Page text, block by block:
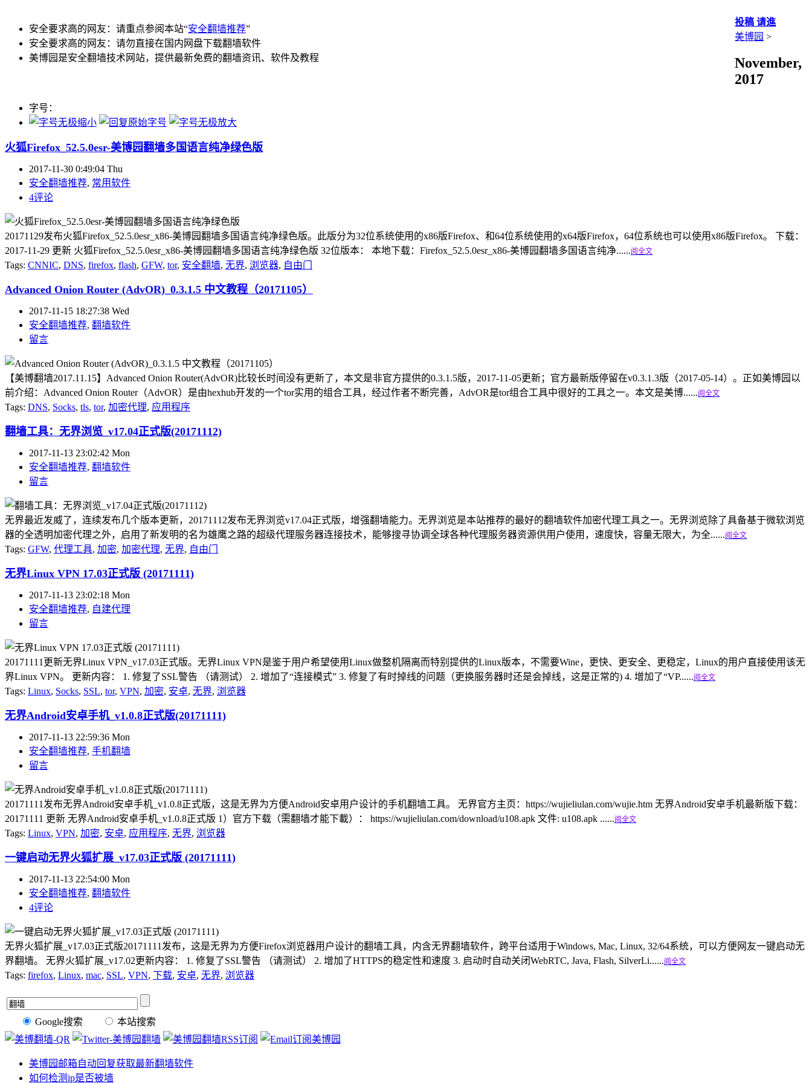
安全要求高的网友：请重点参阅本站“安全翻墙推荐”
安全要求高的网友：请勿直接在国内网盘下载翻墙软件
美博园是安全翻墙技术网站，提供最新免费的翻墙资讯、软件及教程
投稿 请進
美博园 >
November,
2017
字号：
火狐Firefox_52.5.0esr-美博园翻墙多国语言纯净绿色版
2017-11-30 0:49:04 Thu
安全翻墙推荐, 常用软件
4评论
20171129发布火狐Firefox_52.5.0esr_x86-美博园翻墙多国语言纯净绿色版。此版分为32位系统使用的x86版Firefox、和64位系统使用的x64版Firefox，64位系统也可以使用x86版Firefox。 下载：
2017-11-29 更新 火狐Firefox_52.5.0esr_x86-美博园翻墙多国语言纯净绿色版 32位版本： 本地下载：Firefox_52.5.0esr_x86-美博园翻墙多国语言纯净......阅全文
Tags: CNNIC, DNS, firefox, flash, GFW, tor, 安全翻墙, 无界, 浏览器, 自由门
Advanced Onion Router (AdvOR)_0.3.1.5 中文教程（20171105）
2017-11-15 18:27:38 Wed
安全翻墙推荐, 翻墙软件
留言
【美博翻墙2017.11.15】Advanced Onion Router(AdvOR)比较长时间没有更新了，本文是非官方提供的0.3.1.5版，2017-11-05更新；官方最新版停留在v0.3.1.3版（2017-05-14）。正如美博园以
前介绍：Advanced Onion Router（AdvOR）是由hexhub开发的一个tor实用的组合工具，经过作者不断完善，AdvOR是tor组合工具中很好的工具之一。本文是美博......阅全文
Tags: DNS, Socks, tls, tor, 加密代理, 应用程序
翻墙工具：无界浏览_v17.04正式版(20171112)
2017-11-13 23:02:42 Mon
安全翻墙推荐, 翻墙软件
留言
无界最近发威了，连续发布几个版本更新，20171112发布无界浏览v17.04正式版，增强翻墙能力。无界浏览是本站推荐的最好的翻墙软件加密代理工具之一。无界浏览除了具备基于微软浏览
器的全透明加密代理之外，启用了新发明的名为雄鹰之路的超级代理服务器连接技术，能够搜寻协调全球各种代理服务器资源供用户使用，速度快，容量无限大，为全......阅全文
Tags: GFW, 代理工具, 加密, 加密代理, 无界, 自由门
无界Linux VPN 17.03正式版 (20171111)
2017-11-13 23:02:18 Mon
安全翻墙推荐, 自建代理
留言
20171111更新无界Linux VPN_v17.03正式版。无界Linux VPN是鉴于用户希望使用Linux做整机隔离而特别提供的Linux版本，不需要Wine，更快、更安全、更稳定，Linux的用户直接使用该无
界Linux VPN。 更新内容： 1. 修复了SSL警告 （请测试） 2. 增加了“连接模式” 3. 修复了有时掉线的问题（更换服务器时还是会掉线，这是正常的) 4. 增加了“VP......阅全文
Tags: Linux, Socks, SSL, tor, VPN, 加密, 安卓, 无界, 浏览器
无界Android安卓手机_v1.0.8正式版(20171111)
2017-11-13 22:59:36 Mon
安全翻墙推荐, 手机翻墙
留言
20171111发布无界Android安卓手机_v1.0.8正式版，这是无界为方便Android安卓用户设计的手机翻墙工具。 无界官方主页：https://wujieliulan.com/wujie.htm 无界Android安卓手机最新版下载：
20171111 更新 无界Android安卓手机_v1.0.8正式版 1）官方下载（需翻墙才能下載）： https://wujieliulan.com/download/u108.apk 文件: u108.apk ......阅全文
Tags: Linux, VPN, 加密, 安卓, 应用程序, 无界, 浏览器
一键启动无界火狐扩展_v17.03正式版 (20171111)
2017-11-13 22:54:00 Mon
安全翻墙推荐, 翻墙软件
4评论
无界火狐扩展_v17.03正式版20171111发布，这是无界为方便Firefox浏览器用户设计的翻墙工具，内含无界翻墙软件，跨平台适用于Windows, Mac, Linux, 32/64系统，可以方便网友一键启动无
界翻墙。 无界火狐扩展_v17.02更新内容： 1. 修复了SSL警告 （请测试） 2. 增加了HTTPS的稳定性和速度 3. 启动时自动关闭WebRTC, Java, Flash, SilverLi......阅全文
Tags: firefox, Linux, mac, SSL, VPN, 下载, 安卓, 无界, 浏览器
Google搜索 本站搜索
美博园邮箱自动回复获取最新翻墙软件
如何检测ip是否被墙